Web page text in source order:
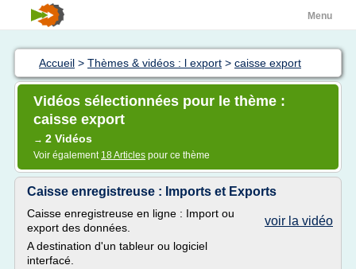
Menu
Accueil > Thèmes & vidéos : l export > caisse export
Vidéos sélectionnées pour le thème :
caisse export
→ 2 Vidéos
Voir également 18 Articles pour ce thème
Caisse enregistreuse : Imports et Exports
voir la vidéo
Caisse enregistreuse en ligne : Import ou
export des données.
A destination d'un tableur ou logiciel
interfacé.